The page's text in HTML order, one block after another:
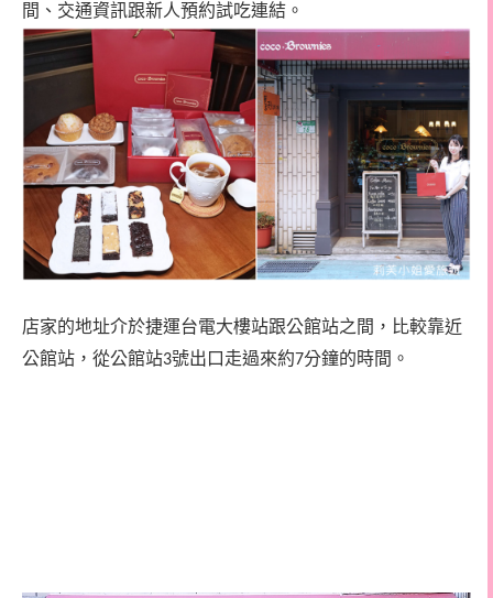
間、交通資訊跟新人預約試吃連結。
店家的地址介於捷運台電大樓站跟公館站之間，比較靠近
公館站，從公館站3號出口走過來約7分鐘的時間。